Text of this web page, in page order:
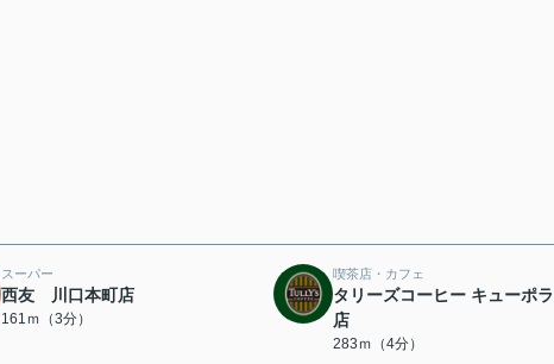
スーパー
西友 川口本町店
161ｍ（3分）
喫茶店・カフェ
タリーズコーヒー キューポ
店
283ｍ（4分）